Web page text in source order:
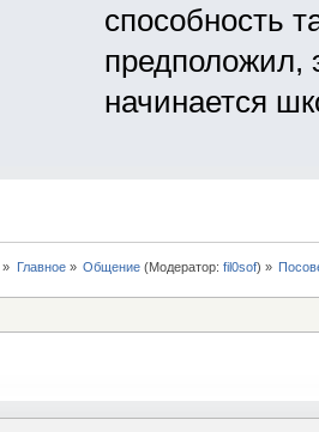
способность
предположил,
начинается
» Главное» Общение(Модератор: fil0sof) »